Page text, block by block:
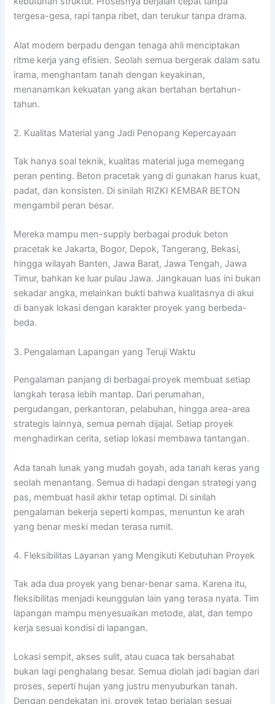
tergesa-gesa, rapi tanpa ribet, dan terukur tanpa drama.
Alat modern berpadu dengan tenaga ahli menciptakan
ritme kerja yang efisien. Seolah semua bergerak dalam satu
irama, menghantam tanah dengan keyakinan,
menanamkan kekuatan yang akan bertahan bertahun-
tahun.
2. Kualitas Material yang Jadi Penopang Kepercayaan
Tak hanya soal teknik, kualitas material juga memegang
peran penting. Beton pracetak yang di gunakan harus kuat,
padat, dan konsisten. Di sinilah RIZKI KEMBAR BETON
mengambil peran besar.
Mereka mampu men-supply berbagai produk beton
pracetak ke Jakarta, Bogor, Depok, Tangerang, Bekasi,
hingga wilayah Banten, Jawa Barat, Jawa Tengah, Jawa
Timur, bahkan ke luar pulau Jawa. Jangkauan luas ini bukan
sekadar angka, melainkan bukti bahwa kualitasnya di akui
di banyak lokasi dengan karakter proyek yang berbeda-
beda.
3. Pengalaman Lapangan yang Teruji Waktu
Pengalaman panjang di berbagai proyek membuat setiap
langkah terasa lebih mantap. Dari perumahan,
pergudangan, perkantoran, pelabuhan, hingga area-area
strategis lainnya, semua pernah dijajal. Setiap proyek
menghadirkan cerita, setiap lokasi membawa tantangan.
Ada tanah lunak yang mudah goyah, ada tanah keras yang
seolah menantang. Semua di hadapi dengan strategi yang
pas, membuat hasil akhir tetap optimal. Di sinilah
pengalaman bekerja seperti kompas, menuntun ke arah
yang benar meski medan terasa rumit.
4. Fleksibilitas Layanan yang Mengikuti Kebutuhan Proyek
Tak ada dua proyek yang benar-benar sama. Karena itu,
fleksibilitas menjadi keunggulan lain yang terasa nyata. Tim
lapangan mampu menyesuaikan metode, alat, dan tempo
kerja sesuai kondisi di lapangan.
Lokasi sempit, akses sulit, atau cuaca tak bersahabat
bukan lagi penghalang besar. Semua diolah jadi bagian dari
proses, seperti hujan yang justru menyuburkan tanah.
Dengan pendekatan ini, proyek tetap berjalan sesuai